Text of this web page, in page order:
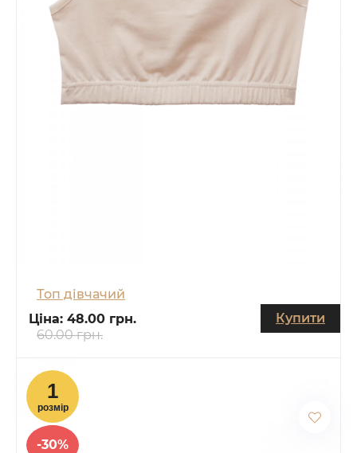
Топ дівчачий
Ціна: 48.00 грн.
60.00 грн.
Купити
-30%